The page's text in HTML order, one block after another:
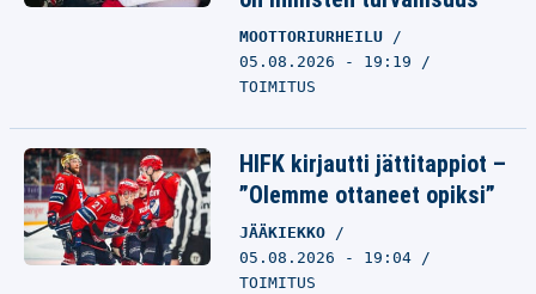
MOOTTORIURHEILU
05.08.2026 - 19:19
TOIMITUS
HIFK kirjautti jättitappiot –
”Olemme ottaneet opiksi”
JÄÄKIEKKO
05.08.2026 - 19:04
TOIMITUS